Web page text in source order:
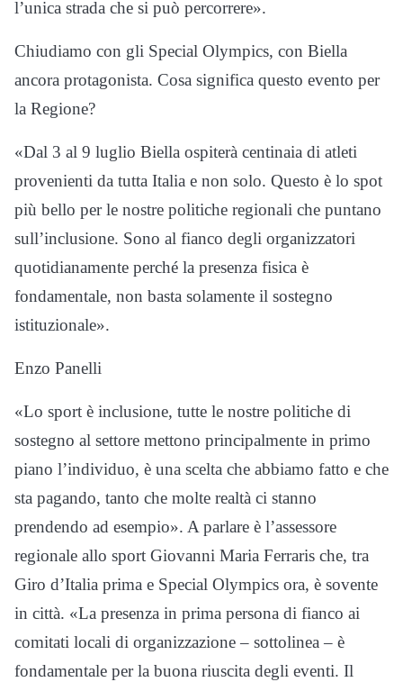
l’unica strada che si può percorrere».
Chiudiamo con gli Special Olympics, con Biella
ancora protagonista. Cosa significa questo evento per
la Regione?
«Dal 3 al 9 luglio Biella ospiterà centinaia di atleti
provenienti da tutta Italia e non solo. Questo è lo spot
più bello per le nostre politiche regionali che puntano
sull’inclusione. Sono al fianco degli organizzatori
quotidianamente perché la presenza fisica è
fondamentale, non basta solamente il sostegno
istituzionale».
Enzo Panelli
«Lo sport è inclusione, tutte le nostre politiche di
sostegno al settore mettono principalmente in primo
piano l’individuo, è una scelta che abbiamo fatto e che
sta pagando, tanto che molte realtà ci stanno
prendendo ad esempio». A parlare è l’assessore
regionale allo sport Giovanni Maria Ferraris che, tra
Giro d’Italia prima e Special Olympics ora, è sovente
in città. «La presenza in prima persona di fianco ai
comitati locali di organizzazione – sottolinea – è
fondamentale per la buona riuscita degli eventi. Il